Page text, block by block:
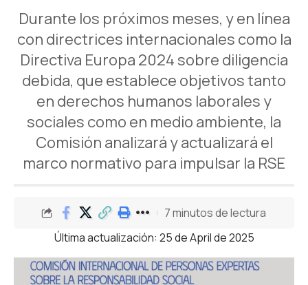
Durante los próximos meses, y en línea
con directrices internacionales como la
Directiva Europa 2024 sobre diligencia
debida, que establece objetivos tanto
en derechos humanos laborales y
sociales como en medio ambiente, la
Comisión analizará y actualizará el
marco normativo para impulsar la RSE
Última actualización: 25 de April de 2025
7 minutos de lectura